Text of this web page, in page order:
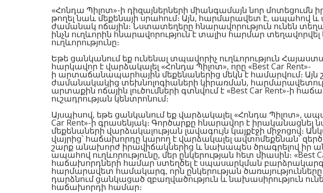
«Հոնդա Պիլոտ»-ի դիզայներների միանգամայն նոր մոտեցումն
թողել նաև մեքենայի սրահում։ Այն, հարմարավետ է, ապահով և
ժամանակ ոճային։ Նստատեղերը հնարավորություն ունեն
ինչն ուղևորին հնարավորություն է տալիս հարմար տեղավորվել
ուղևորությունը։
Եթե ցանկանում եք ունենալ տպավորիչ ուղևորություն
հարկավոր է վարձակալել «Հոնդա Պիլոտ», որը «Best Car Rent»-
ի արտաճանապարհային մեքենաներից մեկն է համարվում։ Այն
ժամանակակից տեխնոլոգիաների կիրառման,
արտաքին ոճային լուծումների գտնվում է «Best Car Rent»-ի
ուշադրության կենտրոնում։
Այսպիսով, եթե ցանկանում եք վարձակալել «Հոնդա Պիլոտ»,
Car Rent»-ի գրասենյակ։ Գործարքը հնարավոր է իրականացնել
մեքենաների վարձակալության լավագույն կայքէջի միջոցով։
վայրից՝ հաճախորդը կարող է վարձակալել ավտոմեքենան՝ զերծ
շարք անախորժ իրավիճակներից և նախապես ծրագրելով իր
ապահով ուղևորությունը, մեր ընկերության հետ միասին։ «Best
հաճախորդների համար ստեղծել է սպասարկման
հարմարավետ համակարգ, որն ընկերության
դարձնում ցանկացած զբաղվածություն և նախասիրություն
հաճախորդի համար։